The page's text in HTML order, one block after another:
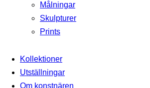
Målningar
Skulpturer
Prints
Kollektioner
Utställningar
Om konstnären